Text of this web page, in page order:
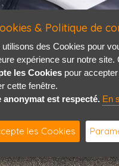
& Politique de
utilisons des Cookies pour
expérience sur notre site.
les Cookies pour
cette fenêtre.
anonymat est respecté. En
les Cookies